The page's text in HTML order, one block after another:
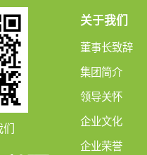
们
关于我们
董事长致辞
集团简介
领导关怀
企业文化
企业荣誉